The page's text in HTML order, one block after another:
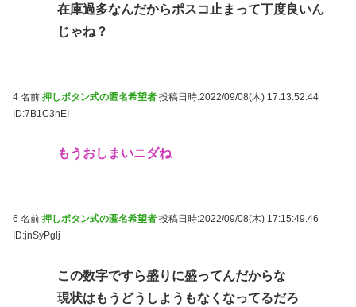
在庫過多なんだからポスコ止まって丁度良いん
じゃね？
4 名前:押しボタン式の匿名希望者 投稿日時:2022/09/08(木) 17:13:52.44
ID:7B1C3nEI
もうおしまいニダね
6 名前:押しボタン式の匿名希望者 投稿日時:2022/09/08(木) 17:15:49.46
ID:jnSyPglj
この数字ですら盛りに盛ってんだからな
現状はもうどうしようもなくなってるだろ